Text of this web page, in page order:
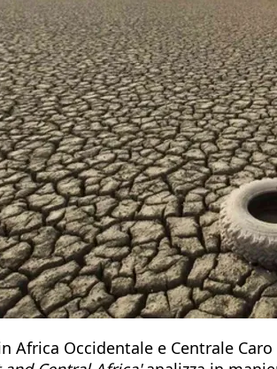
Africa Occidentale e Centrale